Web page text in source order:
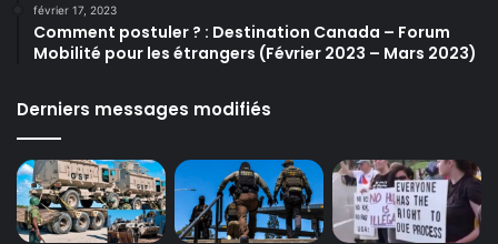
février 17, 2023
Comment postuler ? : Destination Canada – Forum
Mobilité pour les étrangers (Février 2023 – Mars 2023)
Derniers messages modifiés